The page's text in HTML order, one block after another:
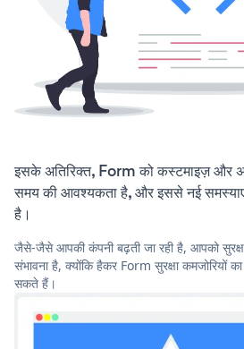
इसके अतिरिक्त, Form को कस्टमाइज़ और
समय की आवश्यकता है, और इससे नई समस्याएं
है।
जैसे-जैसे आपकी कंपनी बढ़ती जा रही है, आपको
संभावना है, क्योंकि हैकर Form सुरक्षा कमजोरियों
सकते हैं।